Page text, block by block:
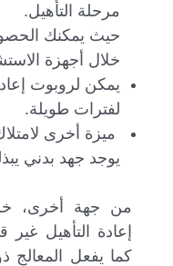
مرحلة التأهيل.
حيث يمكنك
خلال أجهزة
يمكن لروبوت
لفترات طويلة.
ميزة أخرى
يوجد جهد بدني
من جهة أخرى،
إعادة التأهيل
كما يفعل المعالج